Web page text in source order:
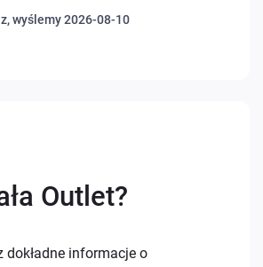
wyślemy2026-08-10
Outlet?
dokładne informacje o